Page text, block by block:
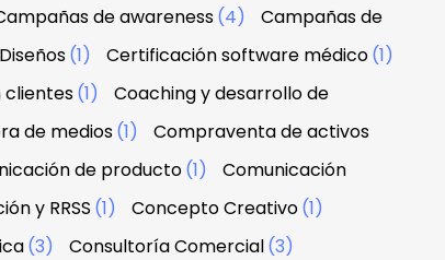
de awareness(4)
Campañas de
(1) Certificación software médico(1)
(1)
Coaching y desarrollo de
de medios(1)
Compraventa de activos
de producto(1)
Comunicación
y RRSS (1) Concepto Creativo(1)
(3) Consultoría Comercial(3)